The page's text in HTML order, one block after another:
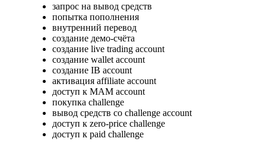
запрос на вывод средств
попытка пополнения
внутренний перевод
создание демо-счёта
создание live trading account
создание wallet account
создание IB account
активация affiliate account
доступ к MAM account
покупка challenge
вывод средств со challenge account
доступ к zero-price challenge
доступ к paid challenge